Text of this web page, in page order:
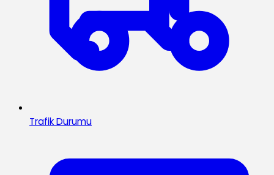
Trafik Durumu